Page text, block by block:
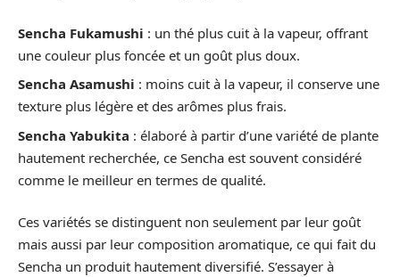
Sencha Fukamushi : un thé plus cuit à la vapeur, offrant
une couleur plus foncée et un goût plus doux.
Sencha Asamushi : moins cuit à la vapeur, il conserve une
texture plus légère et des arômes plus frais.
Sencha Yabukita : élaboré à partir d’une variété de plante
hautement recherchée, ce Sencha est souvent considéré
comme le meilleur en termes de qualité.
Ces variétés se distinguent non seulement par leur goût
mais aussi par leur composition aromatique, ce qui fait du
Sencha un produit hautement diversifié. S’essayer à